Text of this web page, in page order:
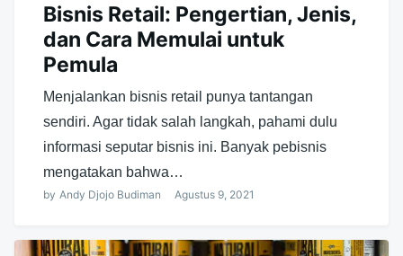
Bisnis Retail: Pengertian, Jenis,
dan Cara Memulai untuk
Pemula
Menjalankan bisnis retail punya tantangan
sendiri. Agar tidak salah langkah, pahami dulu
informasi seputar bisnis ini. Banyak pebisnis
mengatakan bahwa…
by Andy Djojo Budiman Agustus 9, 2021